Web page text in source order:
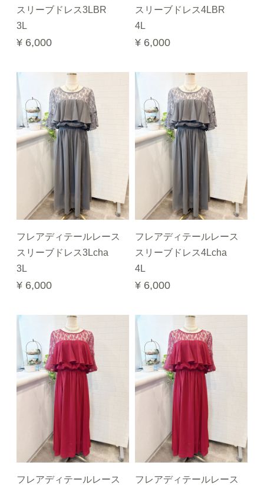
スリーブドレス3LBR
3L
¥ 6,000
スリーブドレス4LBR
4L
¥ 6,000
フレアディテールレース
スリーブドレス3Lcha
3L
¥ 6,000
フレアディテールレース
スリーブドレス4Lcha
4L
¥ 6,000
フレアディテールレース
フレアディテールレース